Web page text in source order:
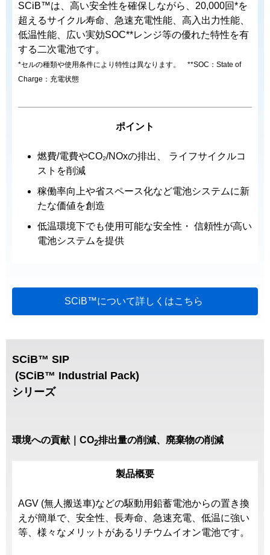
SCiB™は、高い安全性を確保しながら、20,000回*を
超えるサイクル寿命、急速充電性能、高入出力性能、
低温性能、広い実効SOC**レンジ等の優れた特性を有
する二次電池です。
*セルの種類や使用条件により特性は異なります。 **SOC：State of
Charge：充電状態
ポイント
燃費/電費やCO₂/NOxの排出、 ライフサイクルコ
ストを削減
稼働率向上や省スペース化など電池システムに新
たな価値を創造
低温環境下でも使用可能な安全性・ 信頼性が高い
電池システムを提供
SCiB™について詳しくはこちら
SCiB™ SIP
(SCiB™ Industrial Pack)
シリーズ
環境への貢献｜CO2排出量の削減、廃棄物の削減
製品概要
AGV (無人搬送車)などの駆動用鉛蓄電池からの置き換
えが簡単で、安全性、長寿命、急速充電、低温に強い
等、様々なメリットがあるリチウムイオン電池です。